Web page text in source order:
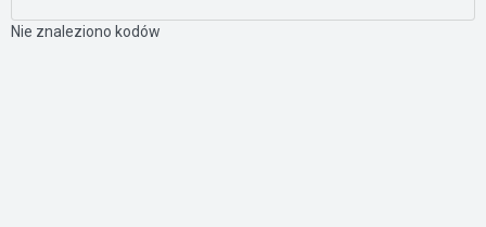
Nie znaleziono kodów